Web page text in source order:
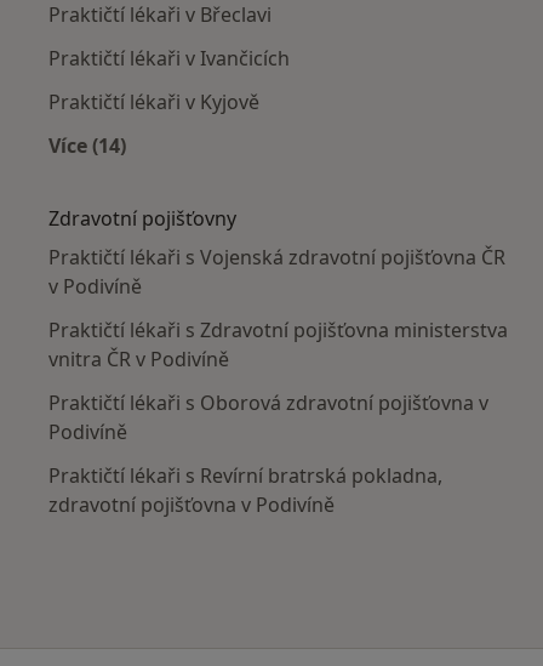
Praktičtí lékaři v Břeclavi
Praktičtí lékaři v Ivančicích
Praktičtí lékaři v Kyjově
Více (14)
Zdravotní pojišťovny
Praktičtí lékaři s Vojenská zdravotní pojišťovna ČR
v Podivíně
Praktičtí lékaři s Zdravotní pojišťovna ministerstva
vnitra ČR v Podivíně
Praktičtí lékaři s Oborová zdravotní pojišťovna v
Podivíně
Praktičtí lékaři s Revírní bratrská pokladna,
zdravotní pojišťovna v Podivíně